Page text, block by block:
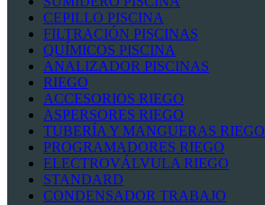
CEPILLO PISCINA
FILTRACIÓN PISCINAS
QUÍMICOS PISCINA
ANALIZADOR PISCINAS
RIEGO
ACCESORIOS RIEGO
ASPERSORES RIEGO
TUBERÍA Y MANGUERAS RIEGO
PROGRAMADORES RIEGO
ELECTROVÁLVULA RIEGO
STANDARD
CONDENSADOR TRABAJO